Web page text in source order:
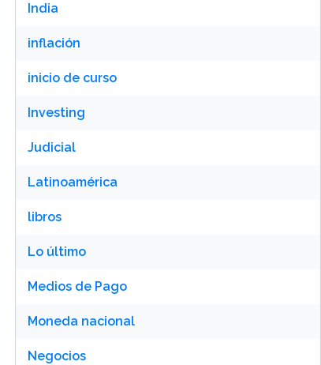
India
inflación
inicio de curso
Investing
Judicial
Latinoamérica
libros
Lo último
Medios de Pago
Moneda nacional
Negocios